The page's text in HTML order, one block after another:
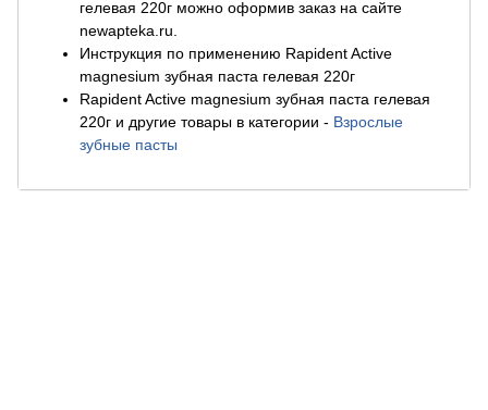
гелевая 220г можно оформив заказ на сайте
newapteka.ru.
Инструкция по применению Rapident Active
magnesium зубная паста гелевая 220г
Rapident Active magnesium зубная паста гелевая
220г и другие товары в категории - Взрослые
зубные пасты